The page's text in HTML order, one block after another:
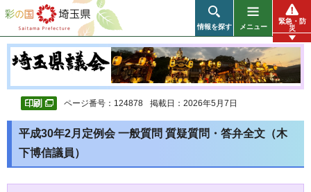
彩の国 埼玉県
情報を探す メニュー
緊急・防
災
ページ番号：124878 掲載日：2026年5月7日
平成30年2月定例会 一般質問 質疑質問・答弁全文（木
下博信議員）